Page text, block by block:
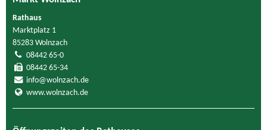
Rathaus
Marktplatz 1
85283 Wolnzach
08442 65-0
08442 65-34
info@wolnzach.de
www.wolnzach.de